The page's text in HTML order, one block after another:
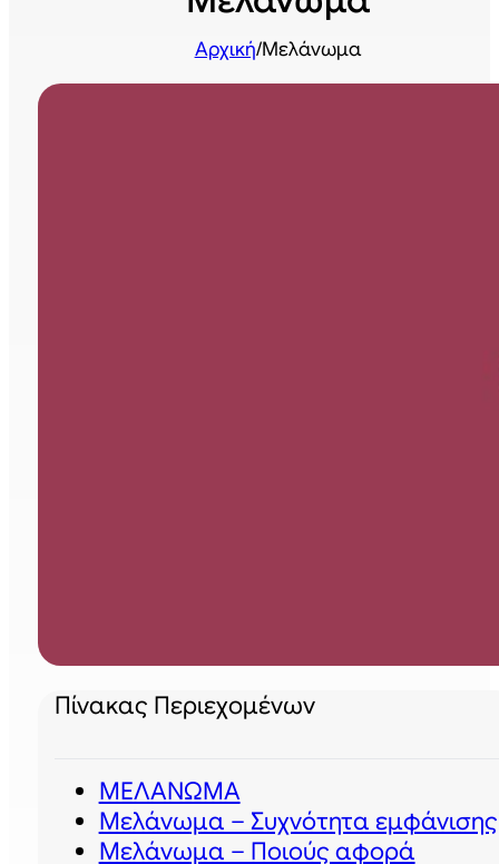
Αρχική/Μελάνωμα
Πίνακας Περιεχομένων
ΜΕΛΑΝΩΜΑ
Μελάνωμα – Συχνότητα εμφάνισης
Μελάνωμα – Ποιούς αφορά